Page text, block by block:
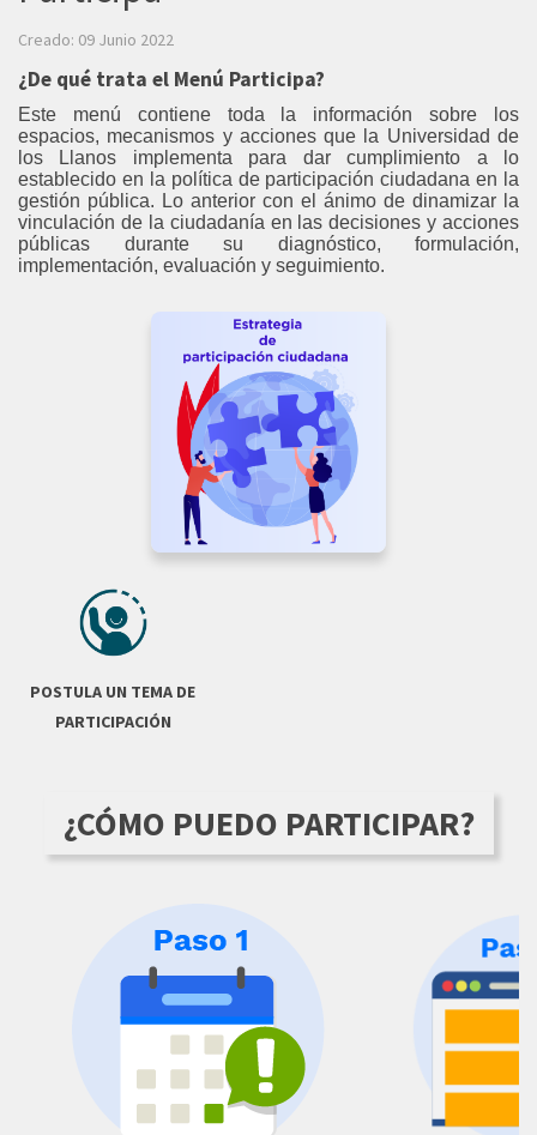
Creado: 09 Junio 2022
¿De qué trata el Menú Participa?
Este menú contiene toda la información sobre los
espacios, mecanismos y acciones que la Universidad de
los Llanos implementa para dar cumplimiento a lo
establecido en la política de participación ciudadana en la
gestión pública. Lo anterior con el ánimo de dinamizar la
vinculación de la ciudadanía en las decisiones y acciones
públicas durante su diagnóstico, formulación,
implementación, evaluación y seguimiento.
POSTULA UN TEMA DE
PARTICIPACIÓN
¿CÓMO PUEDO PARTICIPAR?